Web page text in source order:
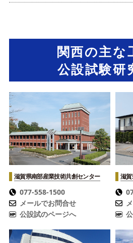
関西の主な
公設試験研
滋賀県南部産業技術共創センター
077-558-1500
メールでお問合せ
公設試のページへ
滋